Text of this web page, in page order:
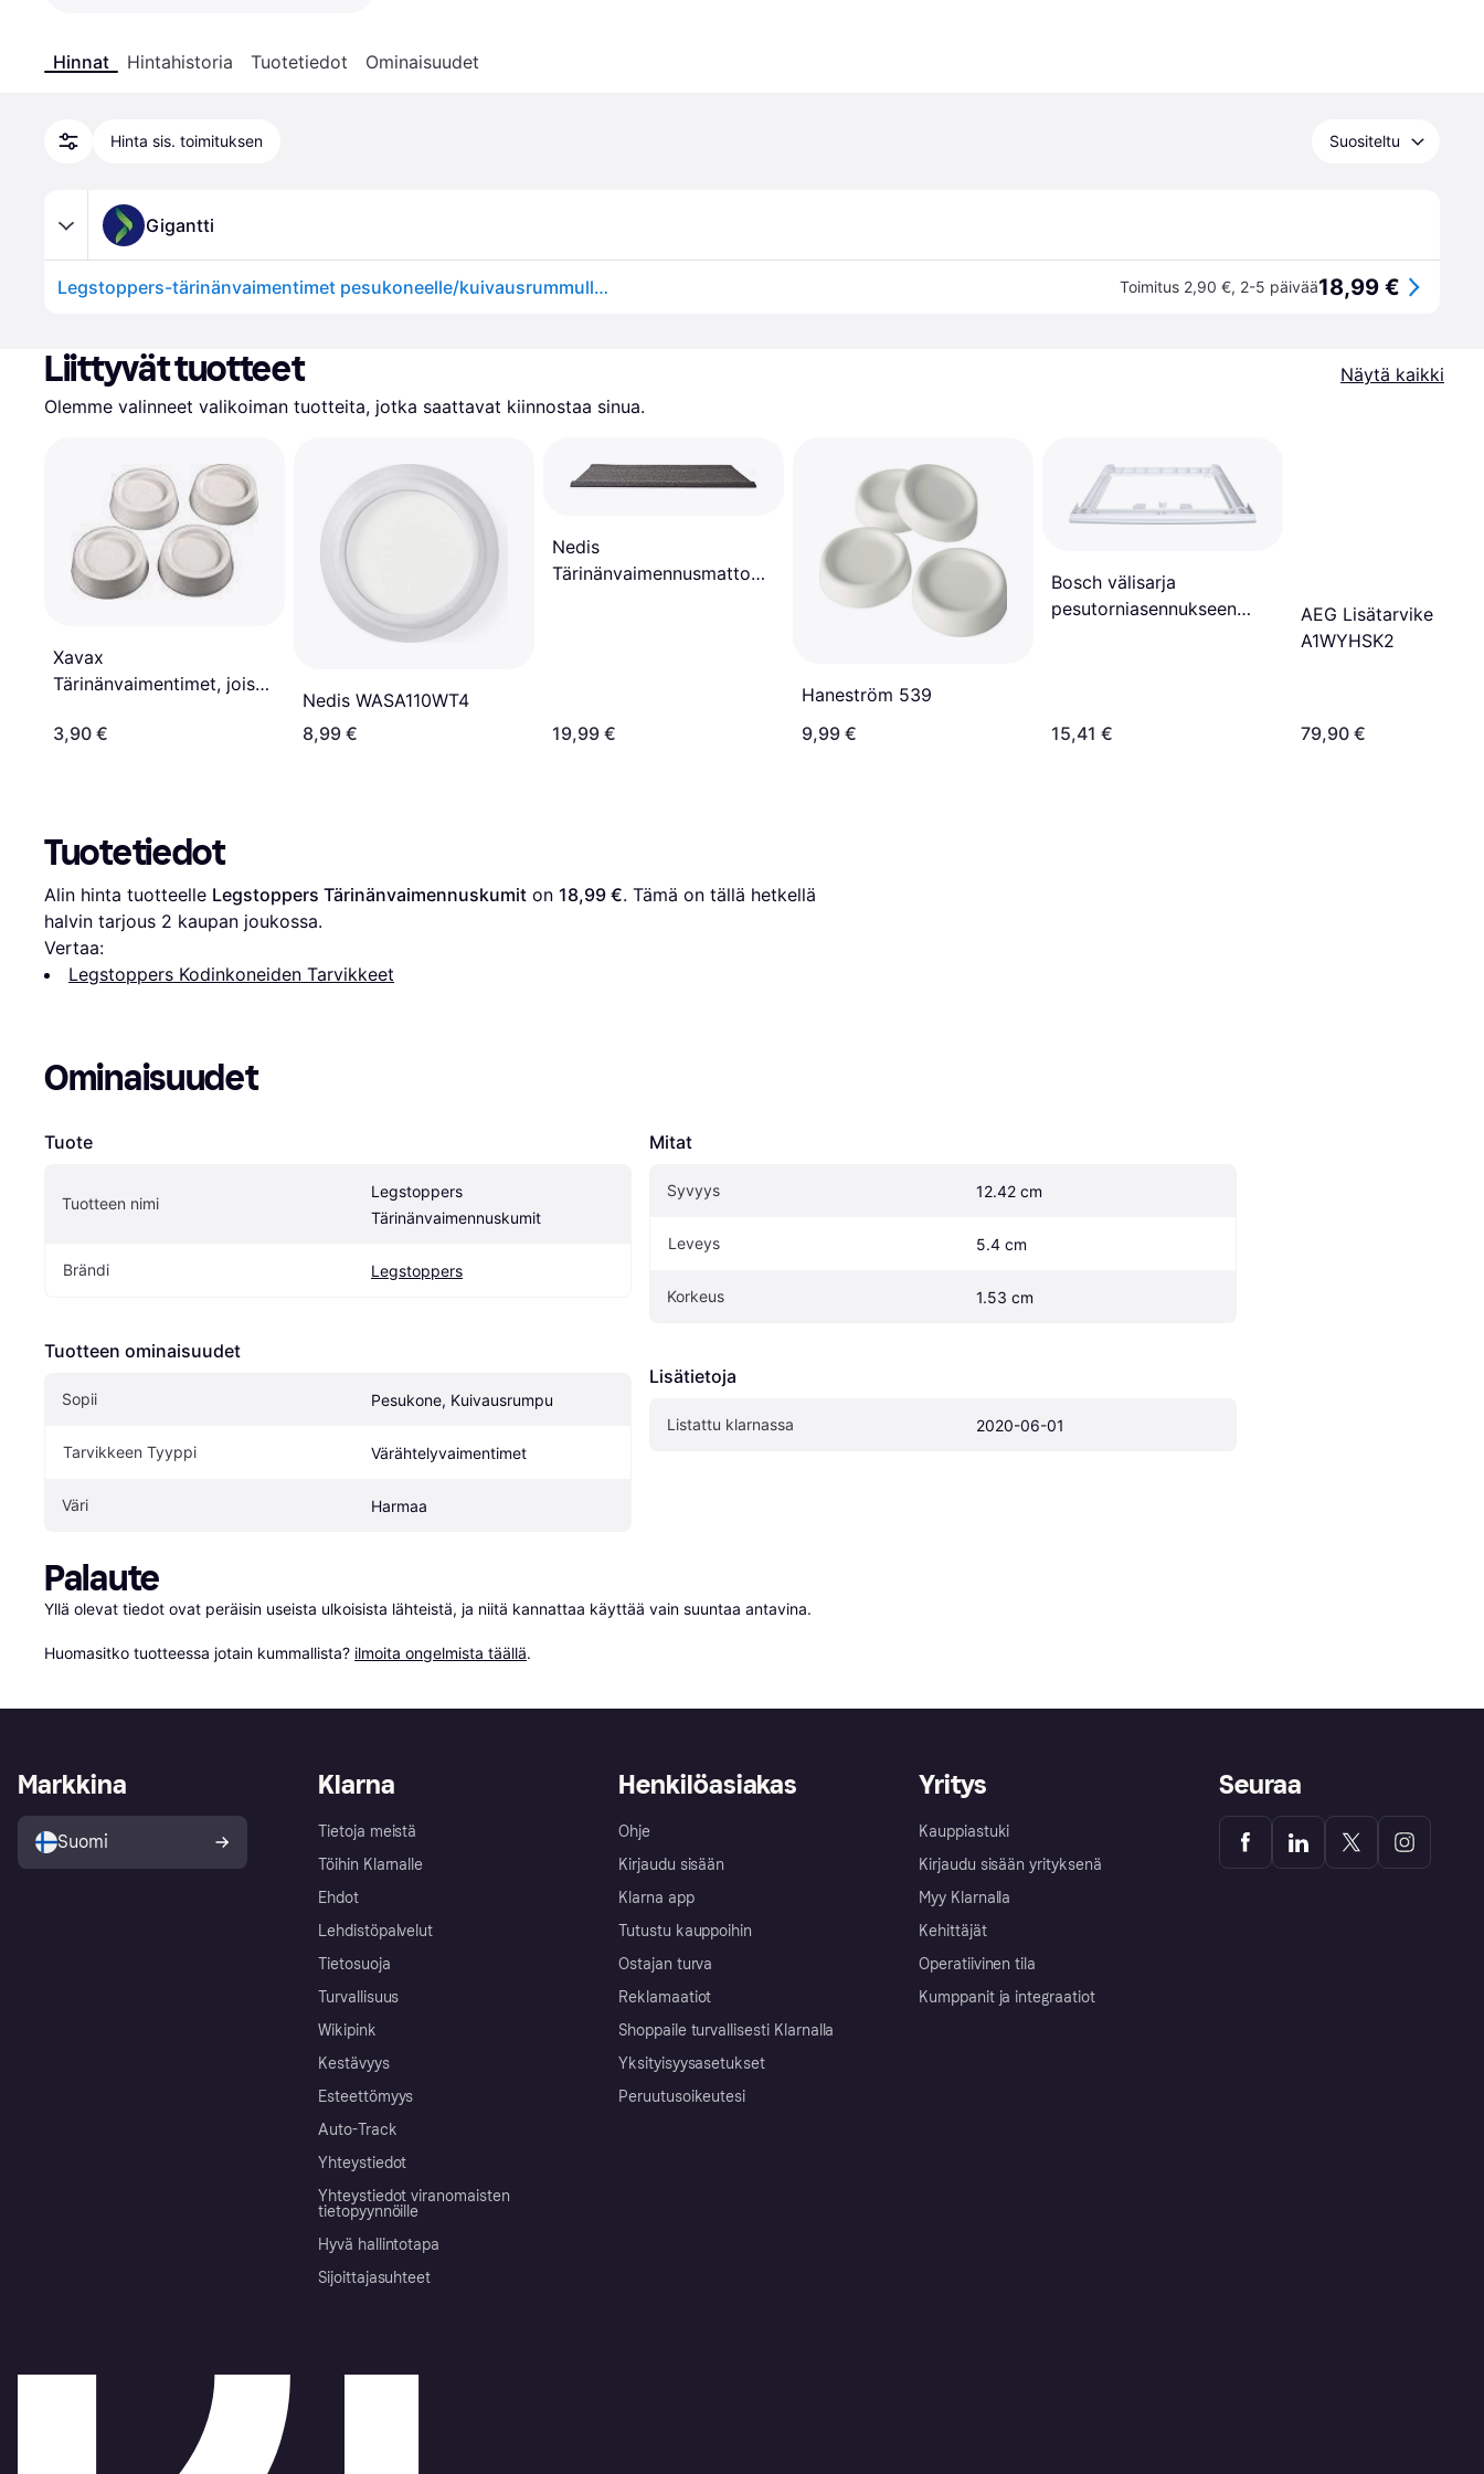
Hinnat Hintahistoria Tuotetiedot Ominaisuudet
Hinta sis. toimituksen Suositeltu
Gigantti
Legstoppers-tärinänvaimentimet pesukoneelle/kuivausrummulle 115798 Toimitus 2,90 €, 2-5 päivää18,99 €
Liittyvät tuotteet
Näytä kaikki
Olemme valinneet valikoiman tuotteita, jotka saattavat kiinnostaa sinua.
Xavax
Tärinänvaimentimet, joissa
pakkaus
3,90 €
Nedis WASA110WT4
8,99 €
Nedis
Tärinänvaimennusmatto
19,99 €
Haneström 539
9,99 €
Bosch välisarja
pesutorniasennukseen
15,41 €
AEG Lisätarvike
A1WYHSK2
79,90 €
Tuotetiedot
Alin hinta tuotteelle Legstoppers Tärinänvaimennuskumit on 18,99 €. Tämä on tällä hetkellä
halvin tarjous 2 kaupan joukossa.
Vertaa:
Legstoppers Kodinkoneiden Tarvikkeet
Ominaisuudet
Tuote
Tuotteen nimi
Legstoppers
Tärinänvaimennuskumit
Brändi Legstoppers
Tuotteen ominaisuudet
Sopii Pesukone, Kuivausrumpu
Tarvikkeen Tyyppi Värähtelyvaimentimet
Väri Harmaa
Mitat
Syvyys 12.42 cm
Leveys 5.4 cm
Korkeus 1.53 cm
Lisätietoja
Listattu klarnassa 2020-06-01
Palaute
Yllä olevat tiedot ovat peräisin useista ulkoisista lähteistä, ja niitä kannattaa käyttää vain suuntaa antavina.
Huomasitko tuotteessa jotain kummallista? ilmoita ongelmista täällä.
Klarna
Tietoja meistä
Töihin Klarnalle
Ehdot
Lehdistöpalvelut
Tietosuoja
Turvallisuus
Wikipink
Kestävyys
Esteettömyys
Auto-Track
Yhteystiedot
Yhteystiedot viranomaisten
tietopyynnöille
Hyvä hallintotapa
Sijoittajasuhteet
Henkilöasiakas
Ohje
Kirjaudu sisään
Klarna app
Tutustu kauppoihin
Ostajan turva
Reklamaatiot
Shoppaile turvallisesti Klarnalla
Yksityisyysasetukset
Peruutusoikeutesi
Yritys
Kauppiastuki
Kirjaudu sisään yrityksenä
Myy Klarnalla
Kehittäjät
Operatiivinen tila
Kumppanit ja integraatiot
Markkina
Suomi
Seuraa